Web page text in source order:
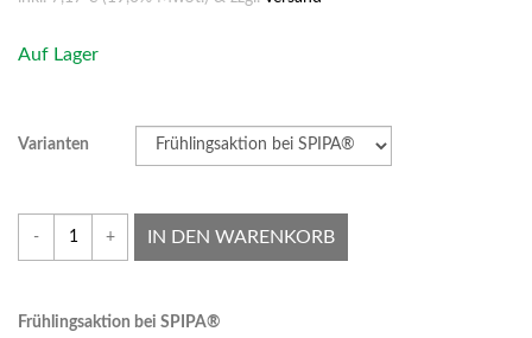
Auf Lager
Varianten
- + IN DEN WARENKORB
Frühlingsaktion bei SPIPA®